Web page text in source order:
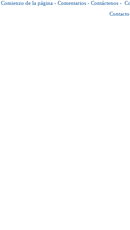
Comienzo de la página - Comentarios - Contáctenos -